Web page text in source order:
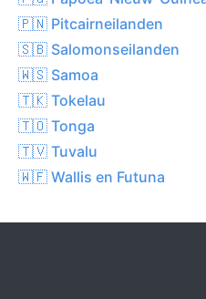
🇵🇳 Pitcairneilanden
🇸🇧 Salomonseilanden
🇼🇸 Samoa
🇹🇰 Tokelau
🇹🇴 Tonga
🇹🇻 Tuvalu
🇼🇫 Wallis en Futuna